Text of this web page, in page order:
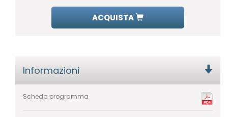
ACQUISTA
Informazioni
Scheda programma